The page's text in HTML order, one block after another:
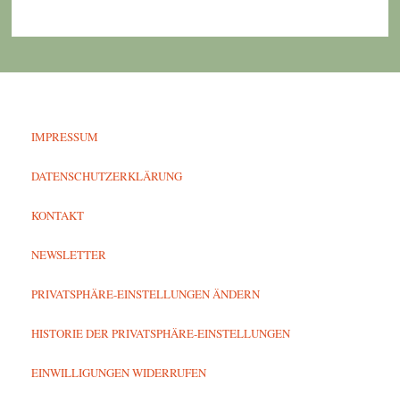
IMPRESSUM
DATENSCHUTZERKLÄRUNG
KONTAKT
NEWSLETTER
PRIVATSPHÄRE-EINSTELLUNGEN ÄNDERN
HISTORIE DER PRIVATSPHÄRE-EINSTELLUNGEN
EINWILLIGUNGEN WIDERRUFEN